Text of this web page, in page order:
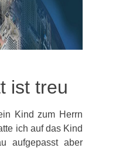
ist treu
Kind zum Herrn
ich auf das Kind
aufgepasst aber